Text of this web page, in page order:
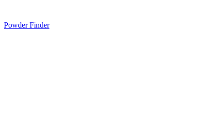
Powder Finder